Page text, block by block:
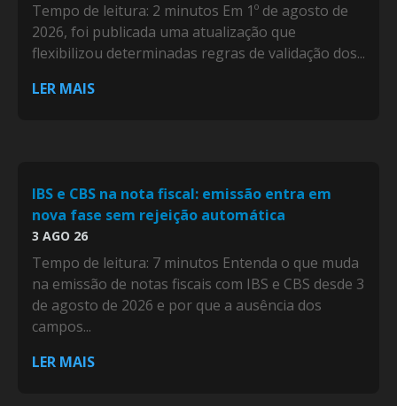
Tempo de leitura: 2 minutos Em 1º de agosto de
2026, foi publicada uma atualização que
flexibilizou determinadas regras de validação dos...
LER MAIS
IBS e CBS na nota fiscal: emissão entra em
nova fase sem rejeição automática
3 AGO 26
Tempo de leitura: 7 minutos Entenda o que muda
na emissão de notas fiscais com IBS e CBS desde 3
de agosto de 2026 e por que a ausência dos
campos...
LER MAIS